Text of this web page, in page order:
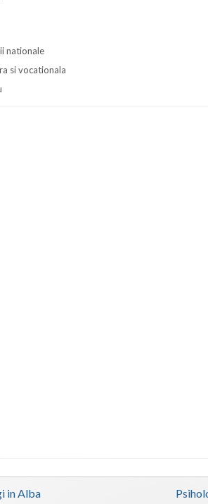
nationale
si vocationala
in Alba